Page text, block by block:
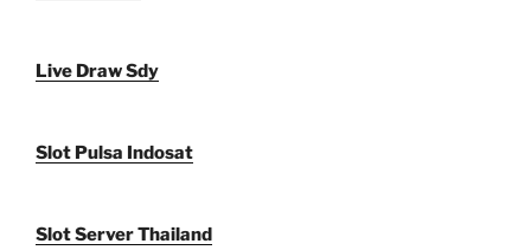
Live Draw Sdy
Slot Pulsa Indosat
Slot Server Thailand